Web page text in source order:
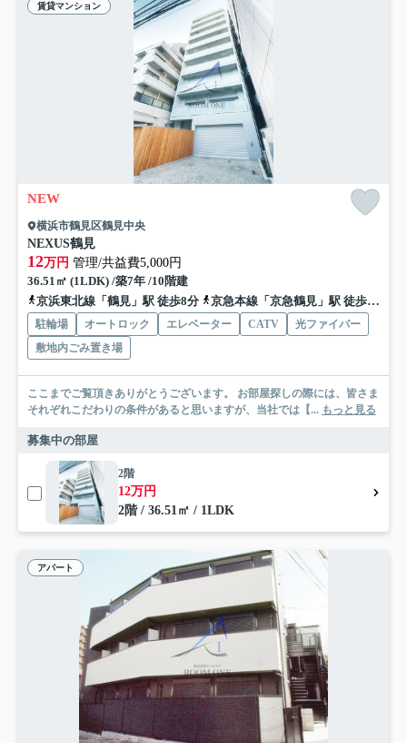
賃貸マンション
NEW
横浜市鶴見区鶴見中央
NEXUS鶴見
12万円 管理/共益費5,000円
36.51㎡ (1LDK) /築7年 /10階建
京浜東北線「鶴見」駅 徒歩8分
京急本線「京急鶴見」駅 徒歩3分
駐輪場 オートロック エレベーター CATV
光ファイバー
敷地内ごみ置き場
ここまでご覧頂きありがとうございます。 お部屋探しの際には、皆さま
それぞれこだわりの条件があると思いますが、当社では【... もっと見る
募集中の部屋
2階
12万円
2階 / 36.51㎡ / 1LDK
アパート